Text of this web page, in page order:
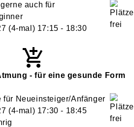
auch für
(4-mal) 17:15 - 18:30
- für eine gesunde Form
für Neueinsteiger/Anfänger
(4-mal) 17:30 - 18:45